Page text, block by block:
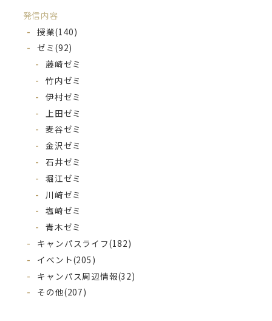
発信内容
授業(140)
ゼミ(92)
藤崎ゼミ
竹内ゼミ
伊村ゼミ
上田ゼミ
麦谷ゼミ
金沢ゼミ
石井ゼミ
堀江ゼミ
川﨑ゼミ
塩崎ゼミ
青木ゼミ
キャンパスライフ(182)
イベント(205)
キャンパス周辺情報(32)
その他(207)